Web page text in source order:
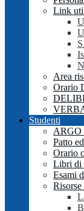
Link
Area
Orario
Studenti
ARGO
Patto
Orario
Libri di
Esami
Risorse